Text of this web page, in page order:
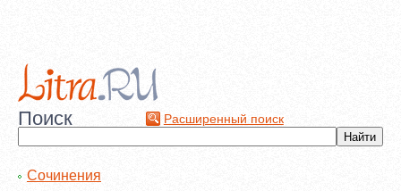
Поиск Расширенный поиск
Сочинения